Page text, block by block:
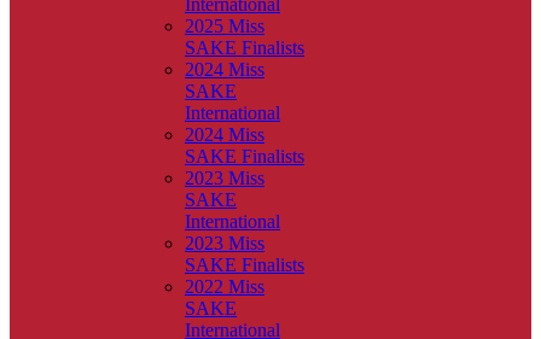
International
2025 Miss
SAKE Finalists
2024 Miss
SAKE
International
2024 Miss
SAKE Finalists
2023 Miss
SAKE
International
2023 Miss
SAKE Finalists
2022 Miss
SAKE
International